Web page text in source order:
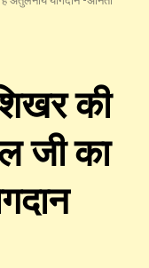
की
जी का